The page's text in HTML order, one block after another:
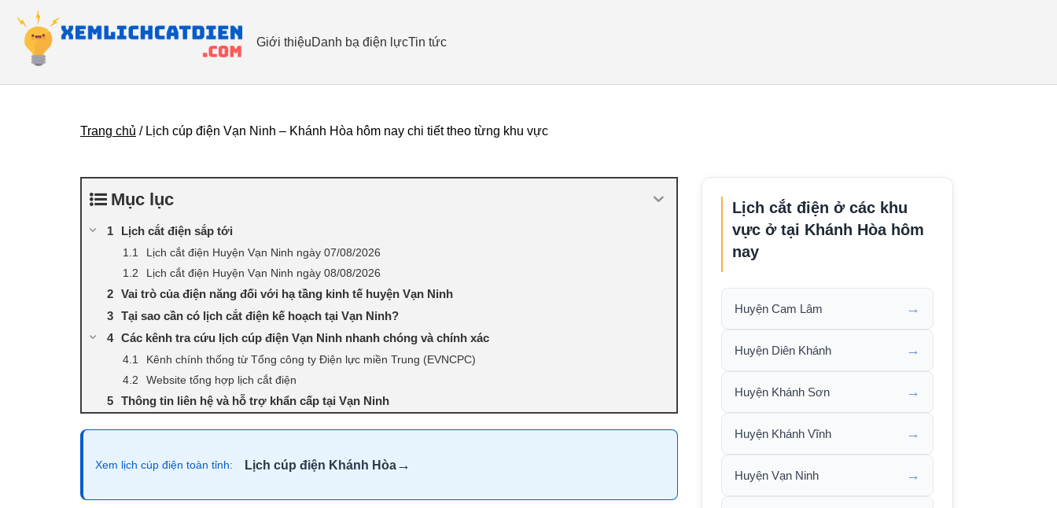
Giới thiệuDanh bạ điện lựcTin tức
Trang chủ / Lịch cúp điện Vạn Ninh – Khánh Hòa hôm nay chi tiết theo từng khu vực
Mục lục
Lịch cắt điện sắp tới
Lịch cắt điện Huyện Vạn Ninh ngày 07/08/2026
Lịch cắt điện Huyện Vạn Ninh ngày 08/08/2026
Vai trò của điện năng đối với hạ tầng kinh tế huyện Vạn Ninh
Tại sao cần có lịch cắt điện kế hoạch tại Vạn Ninh?
Các kênh tra cứu lịch cúp điện Vạn Ninh nhanh chóng và chính xác
Kênh chính thống từ Tổng công ty Điện lực miền Trung (EVNCPC)
Website tổng hợp lịch cắt điện
Thông tin liên hệ và hỗ trợ khẩn cấp tại Vạn Ninh
Xem lịch cúp điện toàn tỉnh: Lịch cúp điện Khánh Hòa→
Lịch cắt điện ở các khu
vực ở tại Khánh Hòa hôm
nay
Huyện Cam Lâm →
Huyện Diên Khánh →
Huyện Khánh Sơn →
Huyện Khánh Vĩnh →
Huyện Vạn Ninh →